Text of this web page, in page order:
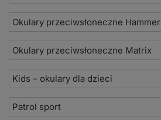
Okulary przeciwsłoneczne Hammer
Okulary przeciwsłoneczne Matrix
Kids – okulary dla dzieci
Patrol sport